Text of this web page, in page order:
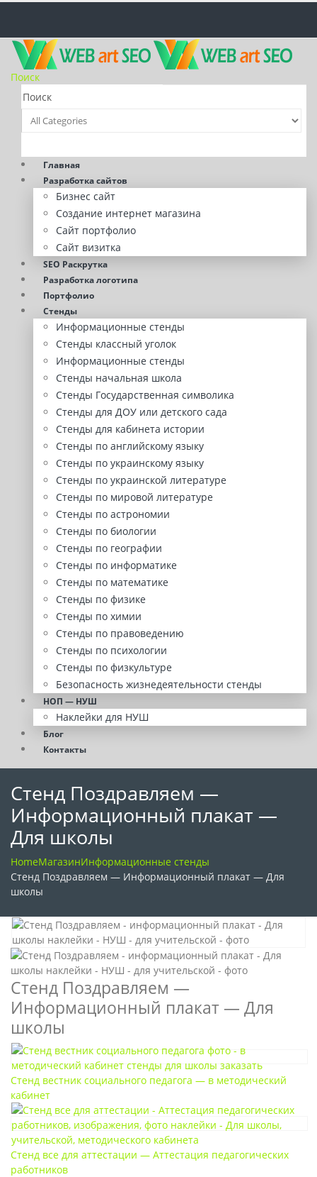
Поиск
Главная
Разработка сайтов
Бизнес сайт
Создание интернет магазина
Сайт портфолио
Сайт визитка
SEO Раскрутка
Разработка логотипа
Портфолио
Стенды
Информационные стенды
Стенды классный уголок
Информационные стенды
Стенды начальная школа
Стенды Государственная символика
Стенды для ДОУ или детского сада
Стенды для кабинета истории
Стенды по английскому языку
Стенды по украинскому языку
Стенды по украинской литературе
Стенды по мировой литературе
Стенды по астрономии
Стенды по биологии
Стенды по географии
Стенды по информатике
Стенды по математике
Стенды по физике
Стенды по химии
Стенды по правоведению
Стенды по психологии
Стенды по физкультуре
Безопасность жизнедеятельности стенды
НОП — НУШ
Наклейки для НУШ
Блог
Контакты
Стенд Поздравляем —
Информационный плакат —
Для школы
HomeМагазинИнформационные стенды
Стенд Поздравляем — Информационный плакат — Для
школы
Стенд Поздравляем —
Информационный плакат — Для
школы
Стенд вестник социального педагога — в методический
кабинет
Стенд все для аттестации — Аттестация педагогических
работников